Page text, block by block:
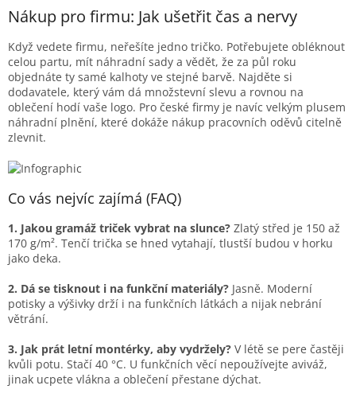
Nákup pro firmu: Jak ušetřit čas a nervy
Když vedete firmu, neřešíte jedno tričko. Potřebujete obléknout
celou partu, mít náhradní sady a vědět, že za půl roku
objednáte ty samé kalhoty ve stejné barvě. Najděte si
dodavatele, který vám dá množstevní slevu a rovnou na
oblečení hodí vaše logo. Pro české firmy je navíc velkým plusem
náhradní plnění, které dokáže nákup pracovních oděvů citelně
zlevnit.
Co vás nejvíc zajímá (FAQ)
1. Jakou gramáž triček vybrat na slunce? Zlatý střed je 150 až
170 g/m². Tenčí trička se hned vytahají, tlustší budou v horku
jako deka.
2. Dá se tisknout i na funkční materiály? Jasně. Moderní
potisky a výšivky drží i na funkčních látkách a nijak nebrání
větrání.
3. Jak prát letní montérky, aby vydržely? V létě se pere častěji
kvůli potu. Stačí 40 °C. U funkčních věcí nepoužívejte aviváž,
jinak ucpete vlákna a oblečení přestane dýchat.